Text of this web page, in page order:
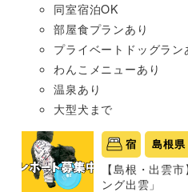
同室宿泊OK
部屋食プランあり
プライベートドッグラン
わんこメニューあり
温泉あり
大型犬まで
宿 島根県
【島根・出雲
ング出雲」